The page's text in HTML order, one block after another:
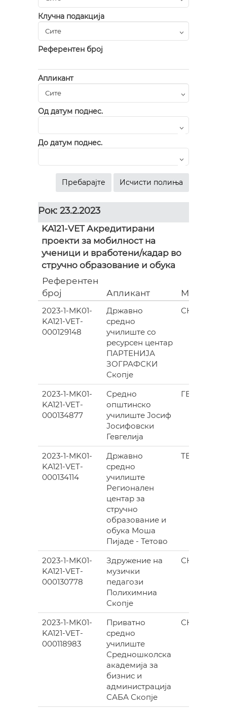
Клучна подакција
Референтен број
Апликант
Од датум поднес.
До датум поднес.
Рок: 23.2.2023
KA121-VET Акредитирани
проекти за мобилност на
ученици и вработени/кадар во
стручно образование и обука
Референтен
број
Апликант Место
2023-1-MK01-
KA121-VET-
000129148
Државно
средно
училиште со
ресурсен центар
ПАРТЕНИЈА
ЗОГРАФСКИ
Скопје
СКОПЈЕ
2023-1-MK01-
KA121-VET-
000134877
Средно
општинско
училиште Јосиф
Јосифовски
Гевгелија
ГЕВГЕЛИЈА
2023-1-MK01-
KA121-VET-
000134114
Државно
средно
училиште
Регионален
центар за
стручно
образование и
обука Моша
Пијаде - Тетово
ТЕТОВО
2023-1-MK01-
KA121-VET-
000130778
Здружение на
музички
педагози
Полихимниа
Скопје
СКОПЈЕ
2023-1-MK01-
KA121-VET-
000118983
Приватно
средно
училиште
Средношколска
академија за
бизнис и
администрација
САБА Скопје
СКОПЈЕ